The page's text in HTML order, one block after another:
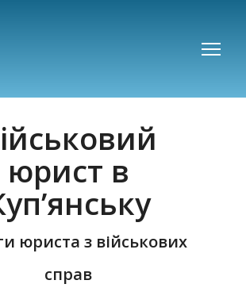
юрист в
юриста з військових
справ